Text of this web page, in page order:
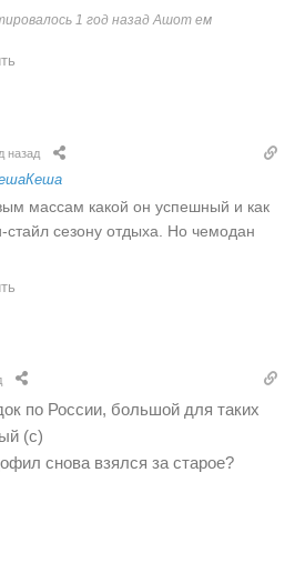
1 год назад Ашот ем
назад
массам какой он успешный и как
стайл сезону отдыха. Но чемодан
по России, большой для таких
(с)
снова взялся за старое?